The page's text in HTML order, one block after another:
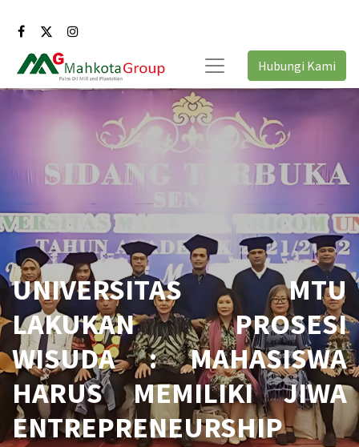
Hubungi Kami
UNIVERSITAS MTU
LAKUKAN PROSESI
WISUDA : MAHASISWA
HARUS MEMILIKI JIWA
ENTREPRENEURSHIP